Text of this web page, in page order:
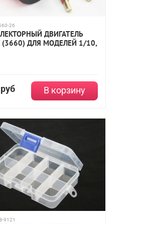
26
ДВИГАТЕЛЬ
(3660) ДЛЯ МОДЕЛЕЙ 1/10,
руб В корзину
9121